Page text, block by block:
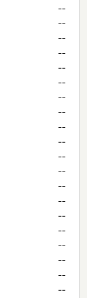
--
--
--
--
--
--
--
--
--
--
--
--
--
--
--
--
--
--
--
--